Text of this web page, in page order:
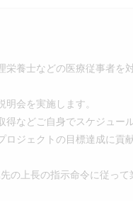
養士などの医療従事者を
会を実施します。
などご自身でスケジュー
ロジェクトの目標達成に貢
上長の指示命令に従っ